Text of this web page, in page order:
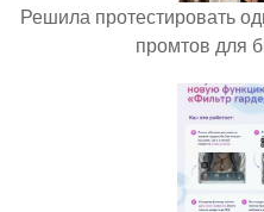
Решила протестировать
промтов для